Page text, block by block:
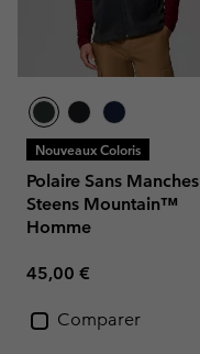
Nouveaux Coloris
Polaire Sans Manches
Steens Mountain™
Homme
Regular price:
45,00 €
Comparer